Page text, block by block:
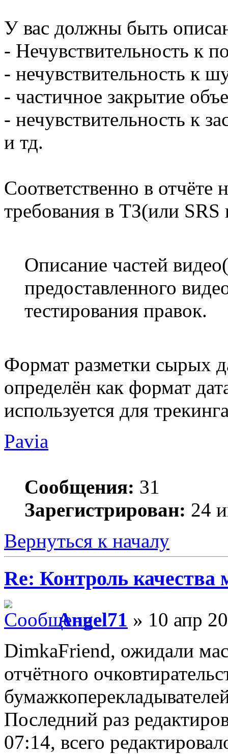
У вас должны быть
- Нечувствительность к
- нечувствительность к
- частичное закрытие
- нечувствительность к
и тд.
Соответственно в отчёте
требования в ТЗ(или SRS
Описание частей
предоставленного
тестирования правок.
Формат разметки сырых
определён как формат
используется для
Pavia
Сообщения: 31
Зарегистрирован: 24
Вернуться к началу
Re: Контроль качества
Angel71 » 10 апр
DimkaFriend, ожидали
отчётного
Последний раз
07:14, всего